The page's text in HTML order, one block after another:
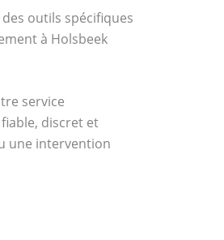
outils spécifiques
à Holsbeek
service
discret et
une intervention